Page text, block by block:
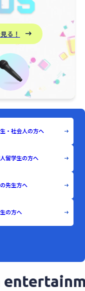
る！
・社会人の方へ
留学生の方へ
先生方へ
の方へ